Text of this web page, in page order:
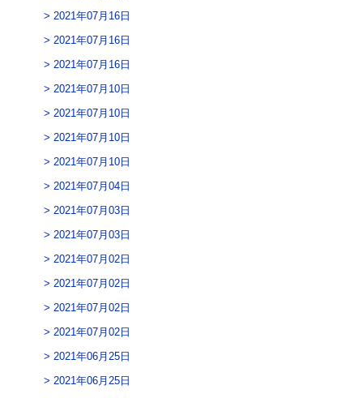
2021年07月16日
2021年07月16日
2021年07月16日
2021年07月10日
2021年07月10日
2021年07月10日
2021年07月10日
2021年07月04日
2021年07月03日
2021年07月03日
2021年07月02日
2021年07月02日
2021年07月02日
2021年07月02日
2021年06月25日
2021年06月25日